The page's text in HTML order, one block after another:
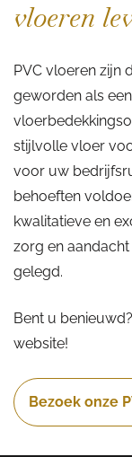
vloeren
PVC vloeren zijn
geworden als
stijlvolle vloer
voor uw
behoeften
kwalitatieve en
zorg en
gelegd.
Bent u
website!
Bezoek onze